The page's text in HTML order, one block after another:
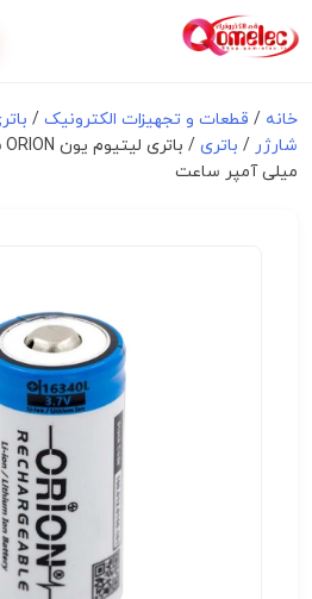
خانه / قطعات و تجهیزات الکترونیک/
شارژر / باتری
میلی آمپر ساعت